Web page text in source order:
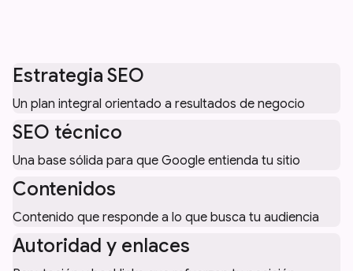
Estrategia SEO
Un plan integral orientado a resultados de negocio
SEO técnico
Una base sólida para que Google entienda tu sitio
Contenidos
Contenido que responde a lo que busca tu audiencia
Autoridad y enlaces